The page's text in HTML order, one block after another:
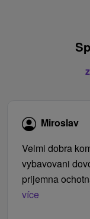
Miroslav
Velmi dobra
vybavovani
prijemna
více